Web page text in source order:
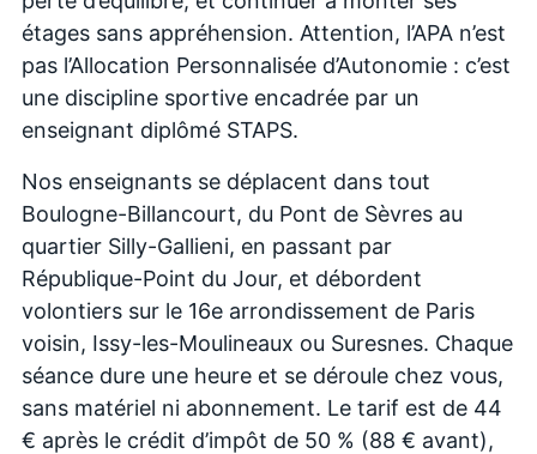
étages sans appréhension. Attention, l’APA n’est
pas l’Allocation Personnalisée d’Autonomie : c’est
une discipline sportive encadrée par un
enseignant diplômé STAPS.
Nos enseignants se déplacent dans tout
Boulogne-Billancourt, du Pont de Sèvres au
quartier Silly-Gallieni, en passant par
République-Point du Jour, et débordent
volontiers sur le 16e arrondissement de Paris
voisin, Issy-les-Moulineaux ou Suresnes. Chaque
séance dure une heure et se déroule chez vous,
sans matériel ni abonnement. Le tarif est de 44
€ après le crédit d’impôt de 50 % (88 € avant),